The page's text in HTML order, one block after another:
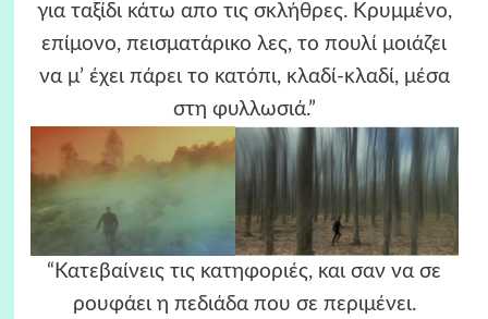
για ταξίδι κάτω απο τις σκλήθρες. Κρυμμένο,
επίμονο, πεισματάρικο λες, το πουλί μοιάζει
να μ’ έχει πάρει το κατόπι, κλαδί-κλαδί, μέσα
στη φυλλωσιά.”
“Κατεβαίνεις τις κατηφοριές, και σαν να σε
ρουφάει η πεδιάδα που σε περιμένει.